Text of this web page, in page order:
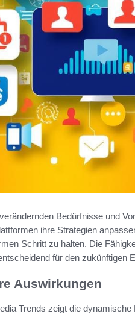
Bedürfnisse und
ihre Strategien
Schritt zu halten. Die
für den zukünftigen
Auswirkungen
Trends zeigt die dynamische